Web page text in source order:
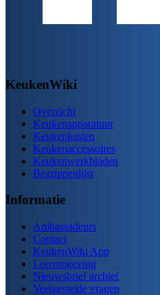
KeukenWiki
Overzicht
Keukenapparatuur
Keukenkasten
Keukenaccessoires
Keukenwerkbladen
Begrippenlijst
Informatie
Ambassadeurs
Contact
KeukenWiki App
Leeromgeving
Nieuwsbrief archief
Veelgestelde vragen